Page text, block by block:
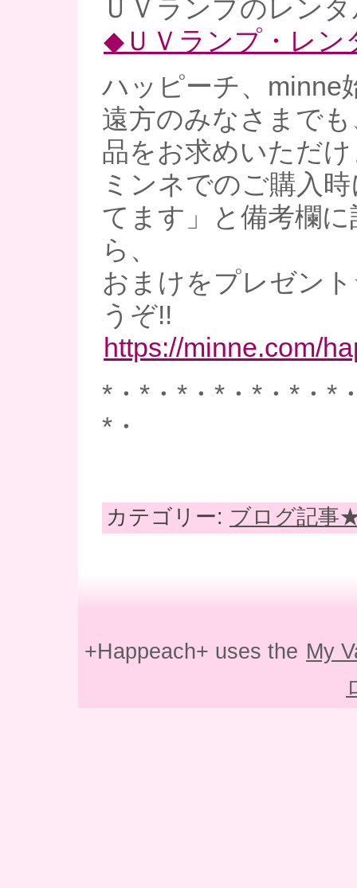
ＵＶランプのレン
◆ＵＶランプ・レ
ハッピーチ、minne
遠方のみなさまで
品をお求めいただ
ミンネでのご購入
てます」と備考欄
ら、
おまけをプレゼン
うぞ!!
https://minne.com/
*・*・*・*・*・*・*
*・
カテゴリー: ブログ記事
+Happeach+ uses the My